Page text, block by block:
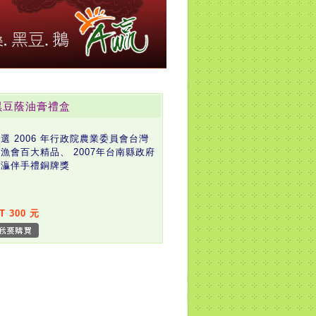
蔭油膏禮盒
2006 年行政院農業委員會台灣
會百大精品、 2007年台南縣政府
伴手禮銅牌獎
300 元